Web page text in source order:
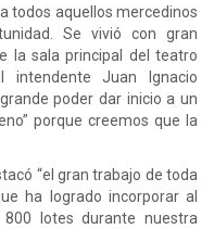
todos aquellos mercedinos
Se vivió con gran
la sala principal del teatro
intendente Juan Ignacio
poder dar inicio a un
porque creemos que la
“el gran trabajo de toda
ha logrado incorporar al
800 lotes durante nuestra